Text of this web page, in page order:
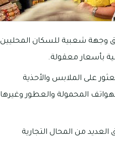
وجهة شعبية للسكان المحليين
بأسعار معقولة.
على الملابس والأحذية
المحمولة والعطور وغيرها
من المحال التجارية